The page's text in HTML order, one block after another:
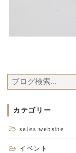
カテゴリー
sales website
イベント